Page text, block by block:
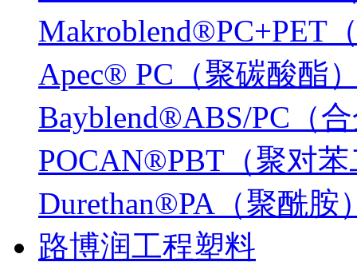
Makroblend®PC+PET
Apec® PC（聚碳酸酯
Bayblend®ABS/PC（
POCAN®PBT（聚对
Durethan®PA（聚酰胺
路博润工程塑料